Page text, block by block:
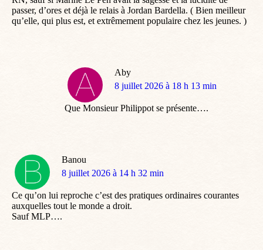
passer, d’ores et déjà le relais à Jordan Bardella. ( Bien meilleur
qu’elle, qui plus est, et extrêmement populaire chez les jeunes. )
Aby
dit
8 juillet 2026 à 18 h 13 min
Que Monsieur Philippot se présente….
Banou
dit
8 juillet 2026 à 14 h 32 min
Ce qu’on lui reproche c’est des pratiques ordinaires courantes
auxquelles tout le monde a droit.
Sauf MLP….